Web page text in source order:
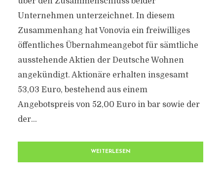
Unternehmen unterzeichnet. In diesem
Zusammenhang hat Vonovia ein freiwilliges
öffentliches Übernahmeangebot für sämtliche
ausstehende Aktien der Deutsche Wohnen
angekündigt. Aktionäre erhalten insgesamt
53,03 Euro, bestehend aus einem
Angebotspreis von 52,00 Euro in bar sowie der
der...
WEITERLESEN